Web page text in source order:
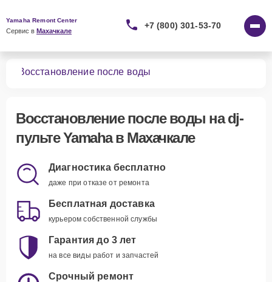
Yamaha Remont Center
Сервис в Махачкале
+7 (800) 301-53-70
Восстановление после воды
Восстановление после воды на dj-
пульте Yamaha в Махачкале
Диагностика бесплатно
даже при отказе от ремонта
Бесплатная доставка
курьером собственной службы
Гарантия до 3 лет
на все виды работ и запчастей
Срочный ремонт